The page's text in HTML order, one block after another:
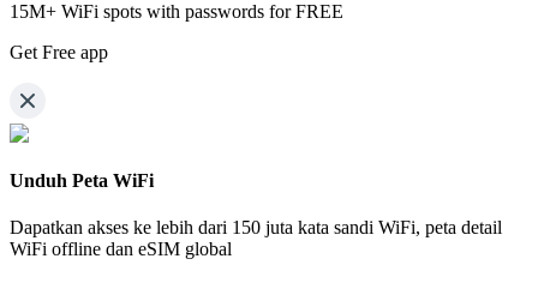
15M+ WiFi spots with passwords for FREE
Get Free app
Unduh Peta WiFi
Dapatkan akses ke lebih dari 150 juta kata sandi WiFi, peta detail
WiFi offline dan eSIM global